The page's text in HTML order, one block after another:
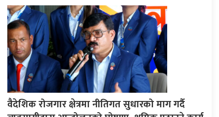
वैदेशिक रोजगार क्षेत्रमा नीतिगत सुधारको माग गर्दै